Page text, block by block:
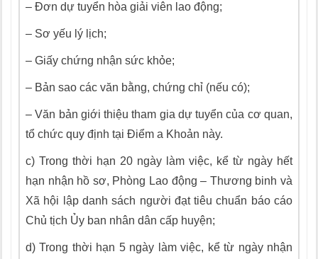
– Đơn dự tuyển hòa giải viên lao động;
– Sơ yếu lý lịch;
– Giấy chứng nhận sức khỏe;
– Bản sao các văn bằng, chứng chỉ (nếu có);
–Văn bản giới thiệu tham gia dự tuyển của cơ quan,
tổ chức quy định tại Điểm a Khoản này.
c) Trong thời hạn 20 ngày làm việc, kể từ ngày hết
hạn nhận hồ sơ, Phòng Lao động – Thương binh và
Xã hội lập danh sách người đạt tiêu chuẩn báo cáo
Chủ tịch Ủy ban nhân dân cấp huyện;
d)Trong thời hạn 5 ngày làm việc, kể từ ngày nhận